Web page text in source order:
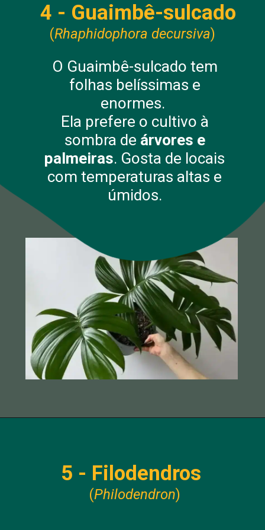
O Guaimbê-sulcado tem
folhas belíssimas e
enormes.
Ela prefere o cultivo à
sombra de árvores e
palmeiras. Gosta de locais
com temperaturas altas e
úmidos.
4 - Guaimbê-sulcado
(Rhaphidophora decursiva)
5 - Filodendros
(Philodendron)